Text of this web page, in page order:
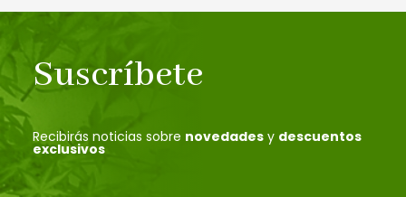
Suscríbete
Recibirás noticias sobre novedades y descuentos
exclusivos